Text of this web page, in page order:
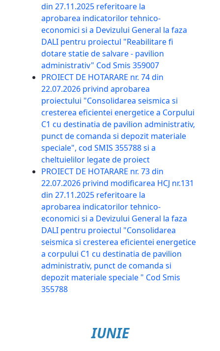
din 27.11.2025 referitoare la
aprobarea indicatorilor tehnico-
economici si a Devizului General la faza
DALI pentru proiectul "Reabilitare fi
dotare statie de salvare - pavilion
administrativ" Cod Smis 359007
PROIECT DE HOTARARE nr. 74 din
22.07.2026 privind aprobarea
proiectului "Consolidarea seismica si
cresterea eficientei energetice a Corpului
C1 cu destinatia de pavilion administrativ,
punct de comanda si depozit materiale
speciale", cod SMIS 355788 si a
cheltuielilor legate de proiect
PROIECT DE HOTARARE nr. 73 din
22.07.2026 privind modificarea HCJ nr.131
din 27.11.2025 referitoare la
aprobarea indicatorilor tehnico-
economici si a Devizului General la faza
DALI pentru proiectul "Consolidarea
seismica si cresterea eficientei energetice
a corpului C1 cu destinatia de pavilion
administrativ, punct de comanda si
depozit materiale speciale " Cod Smis
355788
IUNIE